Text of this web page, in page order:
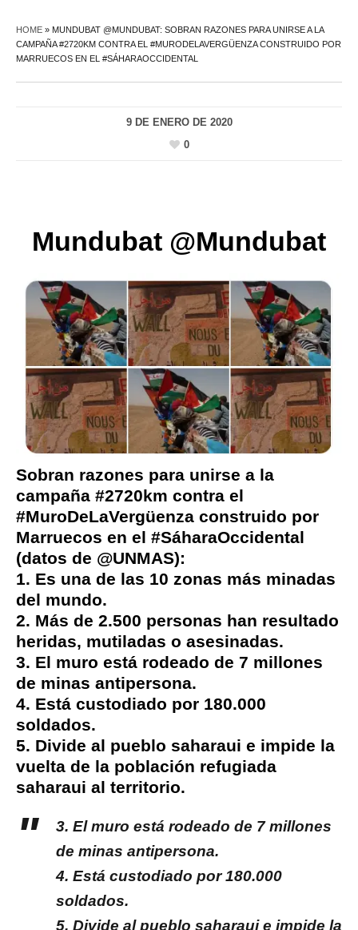
HOME » MUNDUBAT @MUNDUBAT: SOBRAN RAZONES PARA UNIRSE A LA
CAMPAÑA #2720KM CONTRA EL #MURODELAVERGÜENZA CONSTRUIDO POR
MARRUECOS EN EL #SÁHARAOCCIDENTAL
9 DE ENERO DE 2020
0
Mundubat @Mundubat
Sobran razones para unirse a la
campaña #2720km contra el
#MuroDeLaVergüenza construido por
Marruecos en el #SáharaOccidental
(datos de @UNMAS):
1. Es una de las 10 zonas más minadas
del mundo.
2. Más de 2.500 personas han resultado
heridas, mutiladas o asesinadas.
3. El muro está rodeado de 7 millones
de minas antipersona.
4. Está custodiado por 180.000
soldados.
5. Divide al pueblo saharaui e impide la
vuelta de la población refugiada
saharaui al territorio.
3. El muro está rodeado de 7 millones
de minas antipersona.
4. Está custodiado por 180.000
soldados.
5. Divide al pueblo saharaui e impide la